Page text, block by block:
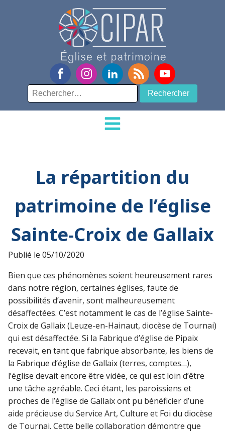
Rechercher :
La répartition du
patrimoine de l’église
Sainte-Croix de Gallaix
Publié le 05/10/2020
Bien que ces phénomènes soient heureusement rares
dans notre région, certaines églises, faute de
possibilités d’avenir, sont malheureusement
désaffectées. C’est notamment le cas de l’église Sainte-
Croix de Gallaix (Leuze-en-Hainaut, diocèse de Tournai)
qui est désaffectée. Si la Fabrique d’église de Pipaix
recevait, en tant que fabrique absorbante, les biens de
la Fabrique d’église de Gallaix (terres, comptes…),
l’église devait encore être vidée, ce qui est loin d’être
une tâche agréable. Ceci étant, les paroissiens et
proches de l’église de Gallaix ont pu bénéficier d’une
aide précieuse du Service Art, Culture et Foi du diocèse
de Tournai. Cette belle collaboration démontre que